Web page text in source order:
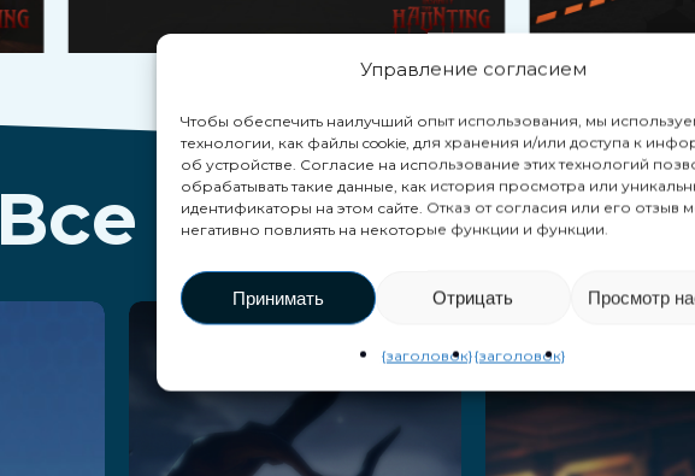
Управление согласием
Чтобы обеспечить наилучший опыт использования, мы
технологии, как файлы cookie, для хранения и/или доступа к
об устройстве. Согласие на использование этих технологий
обрабатывать такие данные, как история просмотра или
идентификаторы на этом сайте. Отказ от согласия или его отзыв
негативно повлиять на некоторые функции и функции.
Принимать Отрицать Просмотр
{заголовок}{заголовок}
Все игры VEX
Rush Z
Читать далее